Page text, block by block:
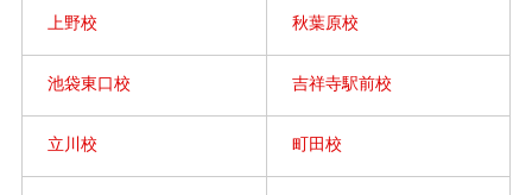
上野校 秋葉原校
池袋東口校 吉祥寺駅前校
立川校 町田校